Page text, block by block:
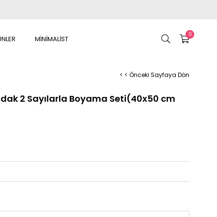
0
MİNİMALİST
< < Önceki Sayfaya Dön
2 Sayılarla Boyama Seti(40x50 cm